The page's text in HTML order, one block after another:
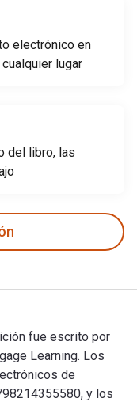
electrónico en
lugar
del libro, las
fue escrito por
Learning. Los
de
y los